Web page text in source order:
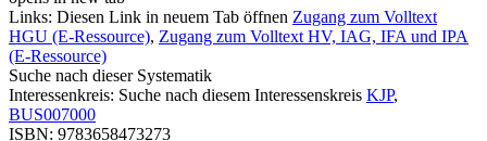
Links: Diesen Link in neuem Tab öffnen Zugang zum Volltext
HGU (E-Ressource), Zugang zum Volltext HV, IAG, IFA und IPA
(E-Ressource)
Suche nach dieser Systematik
Interessenkreis: Suche nach diesem Interessenskreis KJP,
BUS007000
ISBN: 9783658473273